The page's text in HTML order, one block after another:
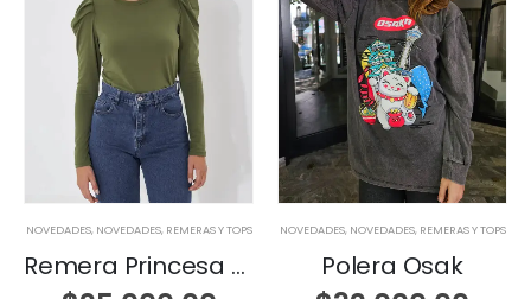
NOVEDADES, NOVEDADES, REMERAS Y TOPS
Remera Princesa Aine
NOVEDADES, NOVEDADES, REMERAS Y TOPS
Polera Osak